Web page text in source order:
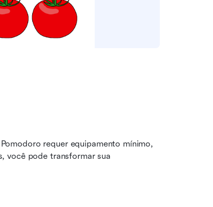
requer equipamento mínimo,
você pode transformar sua